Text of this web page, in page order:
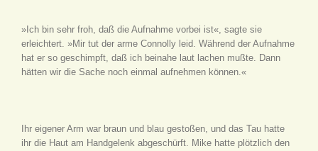
»Ich bin sehr froh, daß die Aufnahme vorbei ist«, sagte sie
erleichtert. »Mir tut der arme Connolly leid. Während der Aufnahme
hat er so geschimpft, daß ich beinahe laut lachen mußte. Dann
hätten wir die Sache noch einmal aufnehmen können.«
Ihr eigener Arm war braun und blau gestoßen, und das Tau hatte
ihr die Haut am Handgelenk abgeschürft. Mike hatte plötzlich den